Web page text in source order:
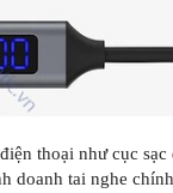
thoại như cục
doanh tai nghe